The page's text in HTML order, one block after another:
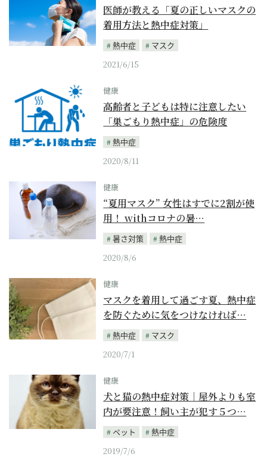
医師が教える「夏の正しいマスクの
着用方法と熱中症対策」
熱中症
マスク
2021/6/15
健康
高齢者と子どもは特に注意したい
「巣ごもり熱中症」の危険度
熱中症
2020/8/11
健康
“夏用マスク” 女性はすでに2割が使
用！ withコロナの暑…
暑さ対策
熱中症
2020/8/6
健康
マスクを着用して過ごす夏、熱中症
を防ぐために気をつけなければ…
熱中症
マスク
2020/7/1
健康
犬と猫の熱中症対策｜屋外よりも室
内が要注意！飼い主が犯す５つ…
ペット
熱中症
2019/7/6